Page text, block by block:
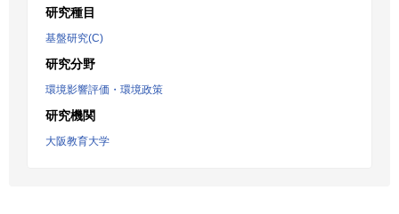
研究種目
基盤研究(C)
研究分野
環境影響評価・環境政策
研究機関
大阪教育大学